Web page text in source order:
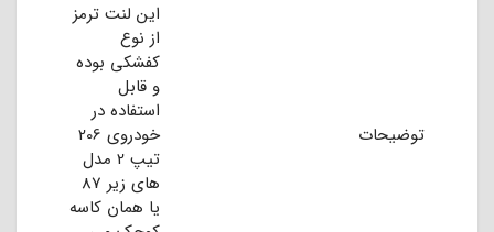
توضیحات
این لنت ترمز
از نوع
کفشکی بوده
و قابل
استفاده در
خودروی 206
تیپ 2 مدل
های زیر 87
یا همان کاسه